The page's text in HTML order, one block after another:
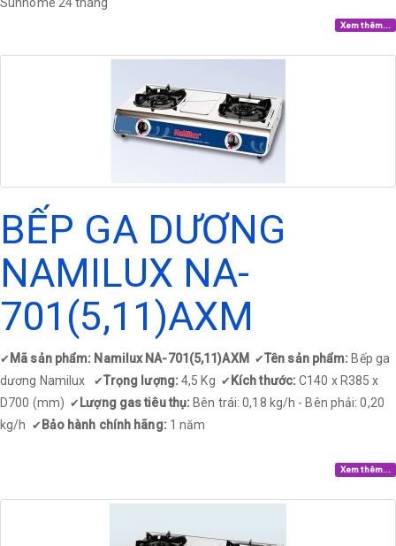
Xem thêm...
BẾP GA DƯƠNG
NAMILUX NA-
701(5,11)AXM
✔ Mã sản phẩm: Namilux NA-701(5,11)AXM ✔Tên sản phẩm: Bếp ga
dương Namilux
✔Trọng lượng:4,5 Kg ✔ Kích thước: C140 x R385 x
D700 (mm) ✔ Lượng gas tiêu thụ: Bên trái: 0,18 kg/h - Bên phải: 0,20
kg/h ✔ Bảo hành chính hãng: 1 năm
Xem thêm...